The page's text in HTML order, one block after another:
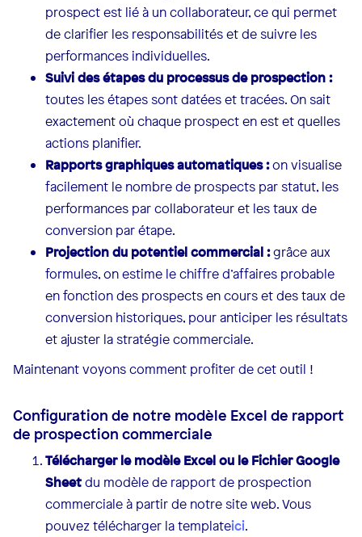
prospect est lié à un collaborateur, ce qui permet
de clarifier les responsabilités et de suivre les
performances individuelles.
Suivi des étapes du processus de prospection :
toutes les étapes sont datées et tracées. On sait
exactement où chaque prospect en est et quelles
actions planifier.
Rapports graphiques automatiques :on visualise
facilement le nombre de prospects par statut, les
performances par collaborateur et les taux de
conversion par étape.
Projection du potentiel commercial :grâce aux
formules, on estime le chiffre d’affaires probable
en fonction des prospects en cours et des taux de
conversion historiques, pour anticiper les résultats
et ajuster la stratégie commerciale.
Maintenant voyons comment profiter de cet outil !
Configuration de notre modèle Excel de rapport
de prospection commerciale
Télécharger le modèle Excel ou le Fichier Google
Sheetdu modèle de rapport de prospection
commerciale à partir de notre site web. Vous
pouvez télécharger la templateici.